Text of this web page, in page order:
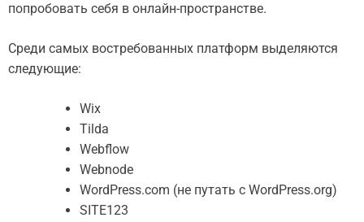
попробовать себя в онлайн-пространстве.
Среди самых востребованных платформ выделяются
следующие:
Wix
Tilda
Webflow
Webnode
WordPress.com (не путать с WordPress.org)
SITE123